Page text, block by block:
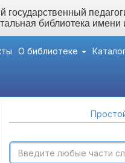
государственный
библиотека
О библиотеке